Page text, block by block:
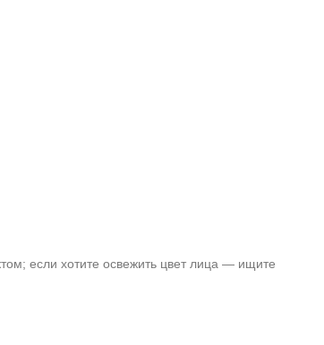
если хотите освежить цвет лица — ищите